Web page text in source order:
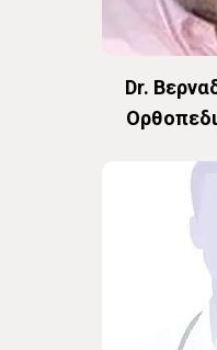
Dr.